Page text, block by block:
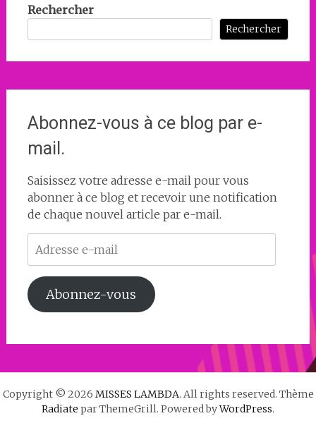
Rechercher
Rechercher
Abonnez-vous à ce blog par e-
mail.
Saisissez votre adresse e-mail pour vous
abonner à ce blog et recevoir une notification
de chaque nouvel article par e-mail.
e-
mail
Abonnez-vous
Copyright © 2026 MISSES LAMBDA. All rights reserved. Thème
Radiate par ThemeGrill. Powered byWordPress.